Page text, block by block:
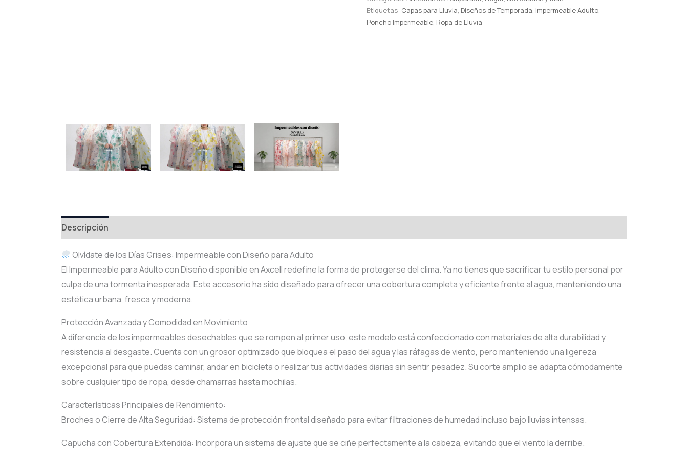
Etiquetas: Capas para Lluvia, Diseños de Temporada, Impermeable Adulto,
Poncho Impermeable, Ropa de Lluvia
Descripción
Olvídate de los Días Grises: Impermeable con Diseño para Adulto
El Impermeable para Adulto con Diseño disponible en Axcell redefine la forma de protegerse del clima. Ya no tienes que sacrificar tu estilo personal por
culpa de una tormenta inesperada. Este accesorio ha sido diseñado para ofrecer una cobertura completa y eficiente frente al agua, manteniendo una
estética urbana, fresca y moderna.
Protección Avanzada y Comodidad en Movimiento
A diferencia de los impermeables desechables que se rompen al primer uso, este modelo está confeccionado con materiales de alta durabilidad y
resistencia al desgaste. Cuenta con un grosor optimizado que bloquea el paso del agua y las ráfagas de viento, pero manteniendo una ligereza
excepcional para que puedas caminar, andar en bicicleta o realizar tus actividades diarias sin sentir pesadez. Su corte amplio se adapta cómodamente
sobre cualquier tipo de ropa, desde chamarras hasta mochilas.
Características Principales de Rendimiento:
Broches o Cierre de Alta Seguridad: Sistema de protección frontal diseñado para evitar filtraciones de humedad incluso bajo lluvias intensas.
Capucha con Cobertura Extendida: Incorpora un sistema de ajuste que se ciñe perfectamente a la cabeza, evitando que el viento la derribe.